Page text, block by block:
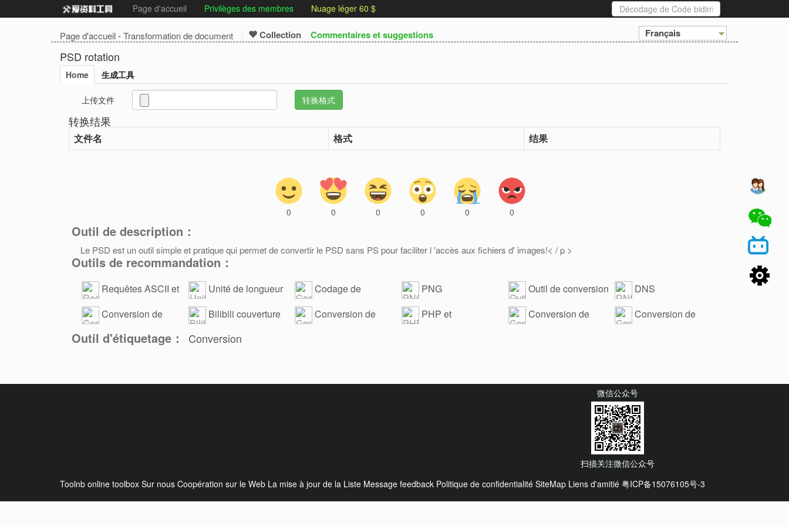
Page d'accueil Privilèges des membres Nuage léger 60 $
Page d'accueil-Transformation de document Collection Commentaires et suggestions Français
PSD rotation
Home 生成工具
上传文件
转换结果
文件名 格式 结果
0 0 0 0 0 0
Outil de description：
Le PSD est un outil simple et pratique qui permet de convertir le PSD sans PS pour faciliter l 'accès aux fichiers d' images!< / p >
Outils de recommandation：
Requêtes ASCII et
conversion de volume
Unité de longueur
Codage de
conversion de fichier
PNG
Outil de conversion
de scv
DNS
Conversion de
Bilibili couverture
Conversion de
PHP et
Conversion de
Conversion de
Outil d'étiquetage： Conversion
微信公众号
扫描关注微信公众号
Toolnb online toolbox Sur nous Coopération sur le Web La mise à jour de la Liste Message feedback Politique de confidentialité SiteMap Liens d'amitié 粤ICP备15076105号-3